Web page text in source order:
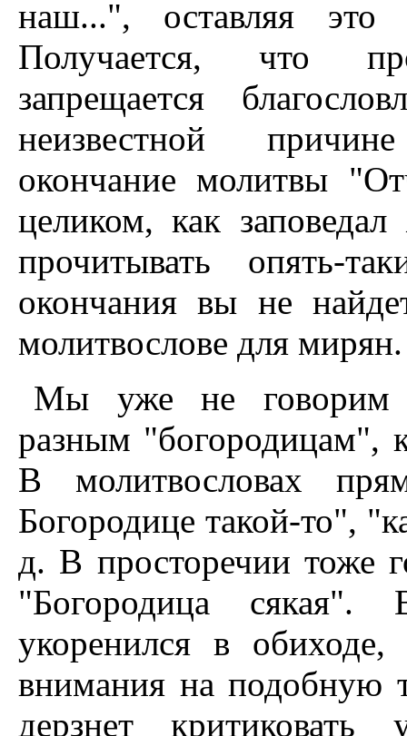
наш...", оставляя это
Получается, что
запрещается
неизвестной
окончание молитвы
целиком, как
прочитывать опять-
окончания вы не
молитвослове для мирян.
Мы уже не говорим
разным "богородицам",
В молитвословах
Богородице такой-то",
д. В просторечии тоже
"Богородица сякая".
укоренился в
внимания на подобную
дерзнет критиковать